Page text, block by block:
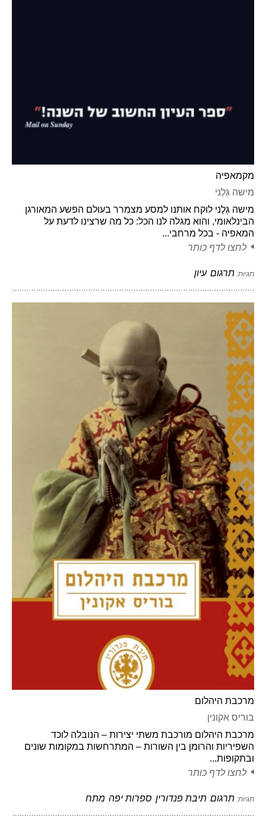
מקמאפיה
מישה גְלֶני
מישה גְלֶני לוקח אותנו למסע מצמרר בעולם הפשע המאורגן
הבינלאומי, והוא מגלה לנו הכל: כל מה שרצינו לדעת על
המאפיה - בכל מרחבי...
לחצו לדף כותר
תגיות: תרגום עיון
מרכבת היהלום
בוריס אקונין
מרכבת היהלום מורכבת משתי יצירות – הנובלה לוכד
השפיריות והרומן בין השורות – המתרחשות במקומות שונים
ובתקופות...
לחצו לדף כותר
תגיות: תרגום תיבת פנדורין ספרות יפה מתח